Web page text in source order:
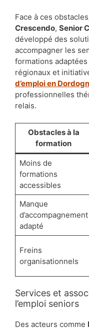
Face à ces
Crescendo, Senior
développé des
accompagner les
formations
régionaux et
d’emploi en
professionnelles
relais.
Obstacles à la
formation
Moins de
formations
accessibles
Manque
d’accompagnement
adapté
Freins
organisationnels
Services et associations mobilisés pour
l’emploi seniors
Des acteurs comme